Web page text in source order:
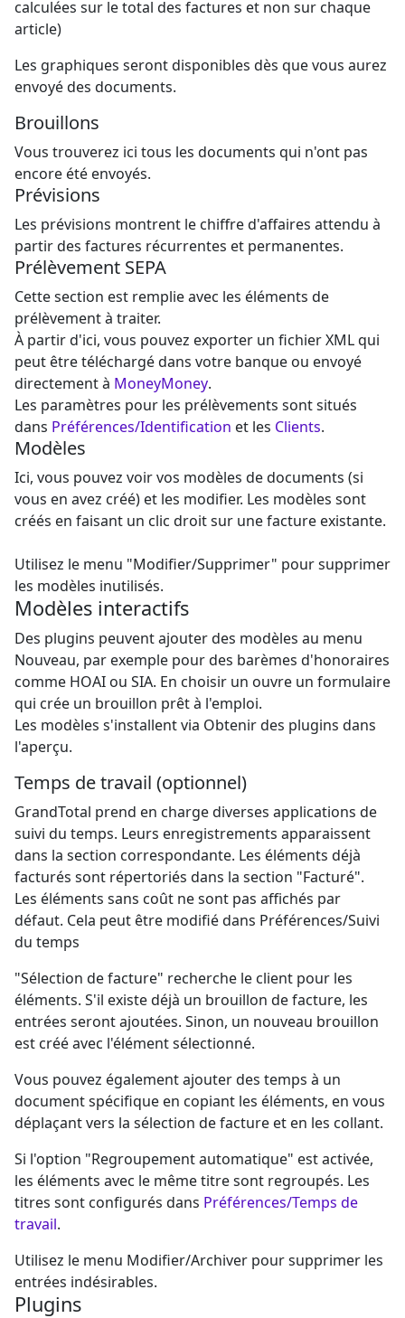
calculées sur le total des factures et non sur chaque
article)
Les graphiques seront disponibles dès que vous aurez
envoyé des documents.
Brouillons
Vous trouverez ici tous les documents qui n'ont pas
encore été envoyés.
Prévisions
Les prévisions montrent le chiffre d'affaires attendu à
partir des factures récurrentes et permanentes.
Prélèvement SEPA
Cette section est remplie avec les éléments de
prélèvement à traiter.
À partir d'ici, vous pouvez exporter un fichier XML qui
peut être téléchargé dans votre banque ou envoyé
directement à MoneyMoney.
Les paramètres pour les prélèvements sont situés
dans Préférences/Identification et les Clients.
Modèles
Ici, vous pouvez voir vos modèles de documents (si
vous en avez créé) et les modifier. Les modèles sont
créés en faisant un clic droit sur une facture existante.
Utilisez le menu "Modifier/Supprimer" pour supprimer
les modèles inutilisés.
Modèles interactifs
Des plugins peuvent ajouter des modèles au menu
Nouveau, par exemple pour des barèmes d'honoraires
comme HOAI ou SIA. En choisir un ouvre un formulaire
qui crée un brouillon prêt à l'emploi.
Les modèles s'installent via Obtenir des plugins dans
l'aperçu.
Temps de travail (optionnel)
GrandTotal prend en charge diverses applications de
suivi du temps. Leurs enregistrements apparaissent
dans la section correspondante. Les éléments déjà
facturés sont répertoriés dans la section "Facturé".
Les éléments sans coût ne sont pas affichés par
défaut. Cela peut être modifié dans Préférences/Suivi
du temps
"Sélection de facture" recherche le client pour les
éléments. S'il existe déjà un brouillon de facture, les
entrées seront ajoutées. Sinon, un nouveau brouillon
est créé avec l'élément sélectionné.
Vous pouvez également ajouter des temps à un
document spécifique en copiant les éléments, en vous
déplaçant vers la sélection de facture et en les collant.
Si l'option "Regroupement automatique" est activée,
les éléments avec le même titre sont regroupés. Les
titres sont configurés dans Préférences/Temps de
travail.
Utilisez le menu Modifier/Archiver pour supprimer les
entrées indésirables.
Plugins